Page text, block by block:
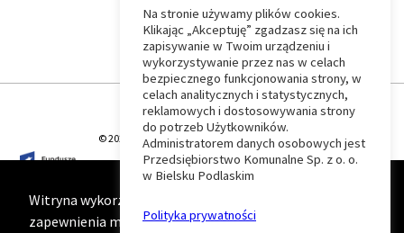
⏶
Wróć
do
początku
strony
© 2026 T-Matic Grupa Computer Plus Sp. z o.o.
Witryna wykorzystuje ciasteczka (cookies) w celu
zapewnienia maksymalnej wygody podczas korzystania
Na stronie używamy plików cookies.
Klikając „Akceptuję” zgadzasz się na ich
zapisywanie w Twoim urządzeniu i
wykorzystywanie przez nas w celach
bezpiecznego funkcjonowania strony, w
celach analitycznych i statystycznych,
reklamowych i dostosowywania strony
do potrzeb Użytkowników.
Administratorem danych osobowych jest
Przedsiębiorstwo Komunalne Sp. z o. o.
w Bielsku Podlaskim
Polityka prywatności